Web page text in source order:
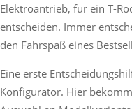
Elektroantrieb, für ein T-
entscheiden. Immer
den Fahrspaß eines
Eine erste
Konfigurator. Hier